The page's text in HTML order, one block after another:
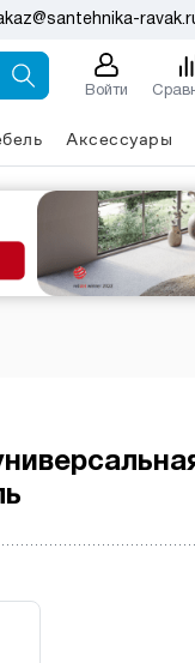
Войти
Аксессуары